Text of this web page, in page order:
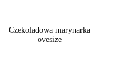
Czekoladowa marynarka
ovesize